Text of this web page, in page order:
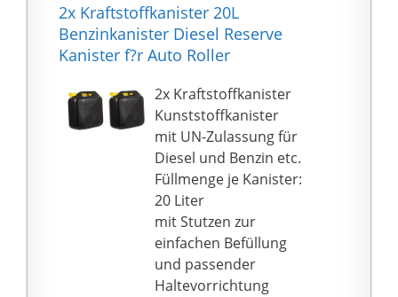
2x Kraftstoffkanister 20L
Benzinkanister Diesel Reserve
Kanister f?r Auto Roller
2x Kraftstoffkanister
Kunststoffkanister
mit UN-Zulassung für
Diesel und Benzin etc.
Füllmenge je Kanister:
20 Liter
mit Stutzen zur
einfachen Befüllung
und passender
Haltevorrichtung